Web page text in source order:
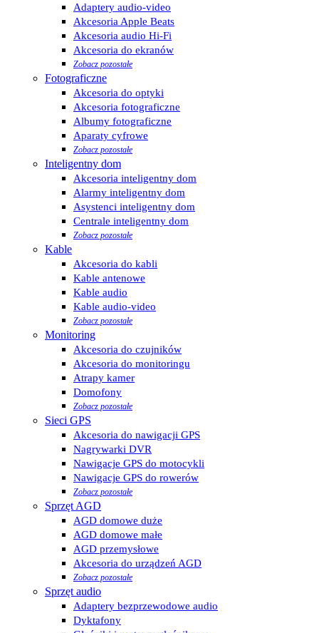
Adaptery audio-video
Akcesoria Apple Beats
Akcesoria audio Hi-Fi
Akcesoria do ekranów
Zobacz pozostałe
Fotograficzne
Akcesoria do optyki
Akcesoria fotograficzne
Albumy fotograficzne
Aparaty cyfrowe
Zobacz pozostałe
Inteligentny dom
Akcesoria inteligentny dom
Alarmy inteligentny dom
Asystenci inteligentny dom
Centrale inteligentny dom
Zobacz pozostałe
Kable
Akcesoria do kabli
Kable antenowe
Kable audio
Kable audio-video
Zobacz pozostałe
Monitoring
Akcesoria do czujników
Akcesoria do monitoringu
Atrapy kamer
Domofony
Zobacz pozostałe
Sieci GPS
Akcesoria do nawigacji GPS
Nagrywarki DVR
Nawigacje GPS do motocykli
Nawigacje GPS do rowerów
Zobacz pozostałe
Sprzęt AGD
AGD domowe duże
AGD domowe małe
AGD przemysłowe
Akcesoria do urządzeń AGD
Zobacz pozostałe
Sprzęt audio
Adaptery bezprzewodowe audio
Dyktafony